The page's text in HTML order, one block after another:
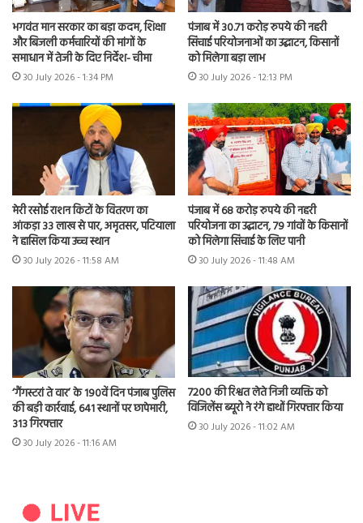
भगवंत मान सरकार का बड़ा कदम, शिक्षा
और बिजली कर्मचारियों की मांगों के
समाधान में तेजी के दिए निर्देश- चीमा
30 July 2026 - 1:34 PM
पंजाब में 30.71 करोड़ रुपये की नहरी
सिंचाई परियोजनाओं का उद्घाटन, किसानों
को मिलेगा बड़ा लाभ
30 July 2026 - 12:13 PM
मेरी रसोई राशन किटों के वितरण का
आंकड़ा 33 लाख से पार, अमृतसर, पटियाला
ने हासिल किया उच्च स्थान
30 July 2026 - 11:58 AM
पंजाब में 68 करोड़ रुपये की नहरी
परियोजना का उद्घाटन, 79 गांवों के किसानों
को मिलेगा सिंचाई के लिए पानी
30 July 2026 - 11:48 AM
‘गैंगस्टरां ते वार’ के 190वें दिन पंजाब पुलिस
की बड़ी कार्रवाई, 641 स्थानों पर छापेमारी,
313 गिरफ्तार
30 July 2026 - 11:16 AM
7200 की रिश्वत लेते निजी व्यक्ति को
विजिलेंस ब्यूरो ने रंगे हाथों गिरफ्तार किया
30 July 2026 - 11:02 AM